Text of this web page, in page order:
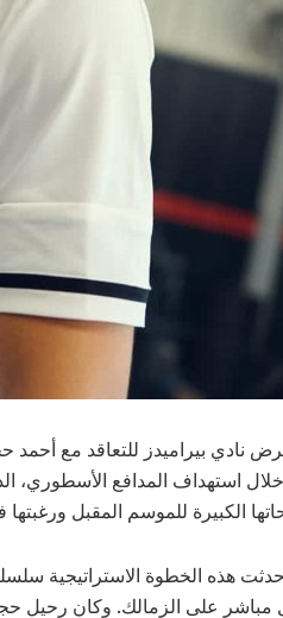
نادي بيراميدز للتعاقد مع أحمد
استهداف المدافع الأسطوري،
الكبيرة للموسم المقبل
هذه الخطوة الاستراتيجية
على الزمالك. وكان رحيل